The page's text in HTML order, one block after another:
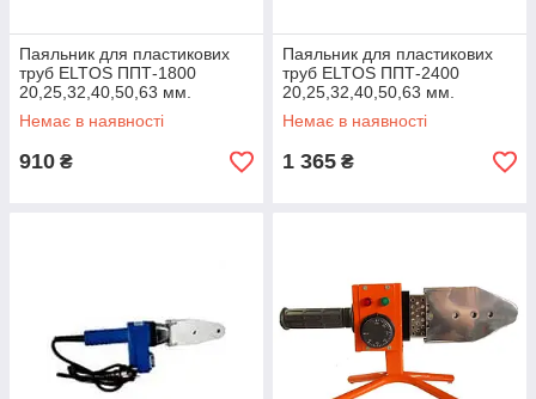
Паяльник для пластикових
труб ELTOS ППТ-1800
20,25,32,40,50,63 мм.
Немає в наявності
910 ₴
Паяльник для пластикових
труб ELTOS ППТ-2400
20,25,32,40,50,63 мм.
Немає в наявності
1 365 ₴